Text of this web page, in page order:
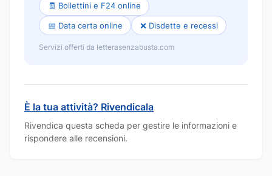
🧾 Bollettini e F24 online
📅 Data certa online ❌ Disdette e recessi
Servizi offerti da letterasenzabusta.com
È la tua attività? Rivendicala
Rivendica questa scheda per gestire le informazioni e
rispondere alle recensioni.